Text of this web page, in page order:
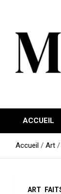
ACCUEIL
Accueil Art
ART